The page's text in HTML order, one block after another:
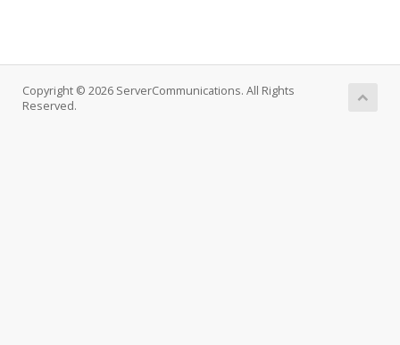
Copyright © 2026 ServerCommunications. All Rights
Reserved.